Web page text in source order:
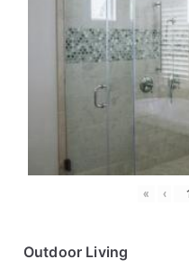
« ‹
Outdoor Living